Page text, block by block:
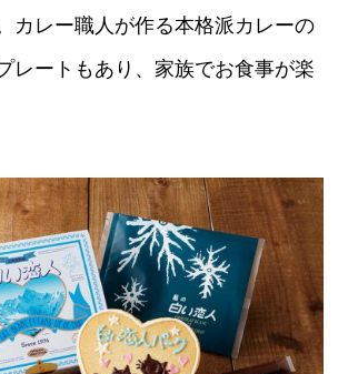
カレー職人が作る本格派カレーの
レートもあり、家族でお食事が楽